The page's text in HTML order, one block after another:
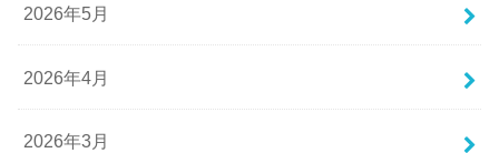
2026年5月
2026年4月
2026年3月